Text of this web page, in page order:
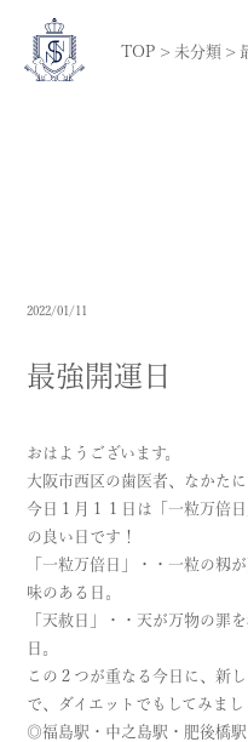
TOP > 未分類 >
2022/01/11
最強開運日
おはようございます。
大阪市西区の歯医者、なかたに
今日１月１１日は「一粒万倍
の良い日です！
「一粒万倍日」・・一粒の籾
味のある日。
「天赦日」・・天が万物の罪
日。
この２つが重なる今日に、新
で、ダイエットでもしてみまし
◎福島駅・中之島駅・肥後橋